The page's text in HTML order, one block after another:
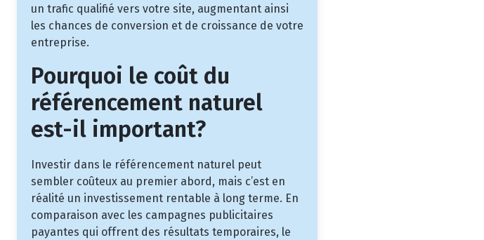
un trafic qualifié vers votre site, augmentant ainsi
les chances de conversion et de croissance de votre
entreprise.
Pourquoi le coût du
référencement naturel
est-il important?
Investir dans le référencement naturel peut
sembler coûteux au premier abord, mais c’est en
réalité un investissement rentable à long terme. En
comparaison avec les campagnes publicitaires
payantes qui offrent des résultats temporaires, le